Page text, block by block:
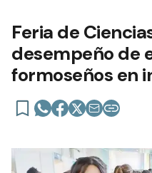
Feria de
desempeño de
formoseños en